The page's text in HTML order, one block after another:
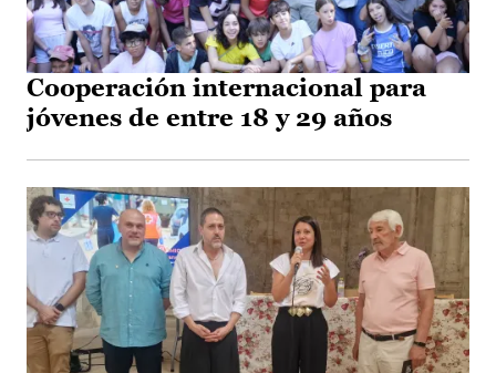
Cooperación internacional para
jóvenes de entre 18 y 29 años